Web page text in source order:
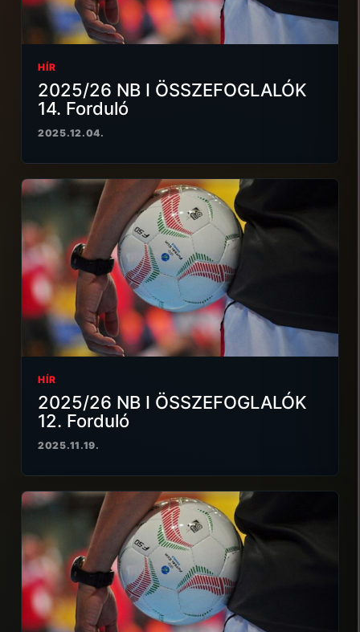
HÍR
2025/26 NB I ÖSSZEFOGLALÓK
14. Forduló
2025.12.04.
HÍR
2025/26 NB I ÖSSZEFOGLALÓK
12. Forduló
2025.11.19.